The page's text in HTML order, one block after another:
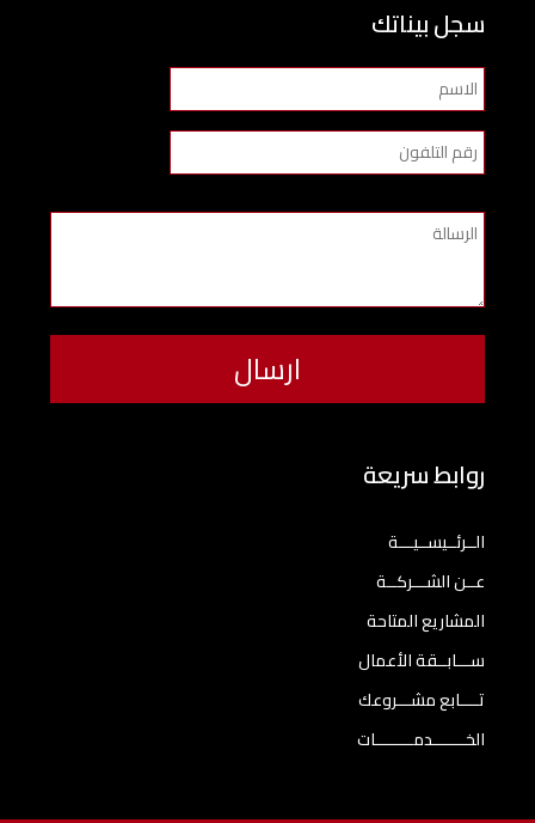
سجل بيناتك
روابط سريعة
الــرئــيســيـــة
عــن الشـــركــة
المشاريع المتاحة
ســـابــقة الأعمال
تــــابع مشـــروعك
الخـــــــدمــــــــات